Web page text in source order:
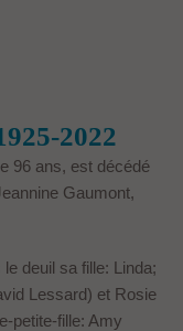
2022
96 ans, est décédé
Gaumont,
deuil sa fille: Linda;
Lessard) et Rosie
petite-fille: Amy